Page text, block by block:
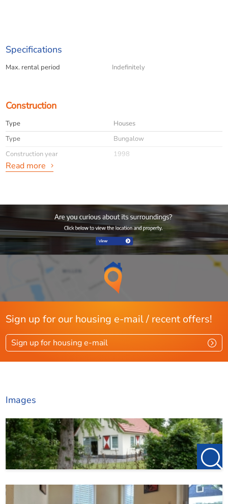
Specifications
Max. rental period Indefinitely
Construction
Type
Houses
Type
Bungalow
Construction year
1998
Immediately
Furnished
info
Geen huisdieren!
Separate shower
Services
Dimensions
Living area
80 m²
Plot area
550 m²
House contents
250 m³
Read more
Sign up for our housing e-mail / recent offers!
Sign up for housing e-mail
Images